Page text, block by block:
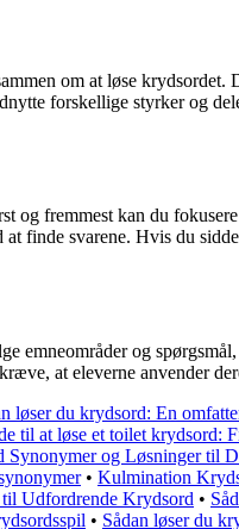
om at løse
forskellige styrker og
fremmest kan du
finde svarene. Hvis du
og
at eleverne anvender
løser du krydsord: En
til at løse et toilet krydsord:
Synonymer og Løsninger til
• Kulmination
Udfordrende Krydsord •
• Sådan løser du